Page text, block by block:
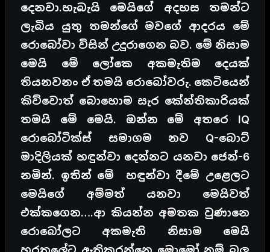
දෙනවා.හැබැයි මෙයිගේ අදහස තමන්ට
ලැබිය යුතු තමන්ගේ මවගේ ආදරය මේ
රොබෝවා විසින් උදුරාගෙන බව. මේ නිසාම
මෙයි මේ ලෝකෙ අකමැතිම දෙයක්
තියනවනං ඒ තමයි රොබෝවරු. කෙටියෙන්
කිව්වොත් බොහොම සැර කේන්තිකාරියක්
තමයි මේ මෙයි. ඔන්න මේ අතරෙ IQ
රොබෝටික්ස් සමාගම නව Q-බොට්
මාදිලියක් හඳුන්වා දෙන්නට යනවා ජෙන්-6
නමින්. ඉතින් මේ හඳුන්වා දීමේ උළෙලට
මෙයිගේ අම්මත් යනවා මෙයිවත්
එක්කගෙන….ආ කියන්න අමතක වුණානෙ
රොබෝලට අකමැති නිසාම මෙයි